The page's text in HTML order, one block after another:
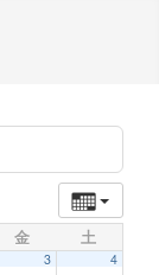
金 土
3 4